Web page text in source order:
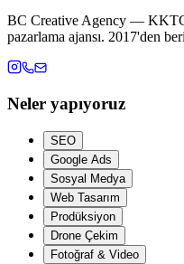
BC Creative Agency —
pazarlama ajansı. 2017'den
Neler yapıyoruz
SEO
Google Ads
Sosyal Medya
Web Tasarım
Prodüksiyon
Drone Çekim
Fotoğraf & Video